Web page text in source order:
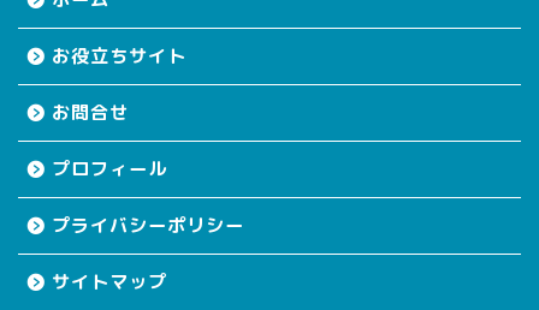
お役立ちサイト
お問合せ
プロフィール
プライバシーポリシー
サイトマップ